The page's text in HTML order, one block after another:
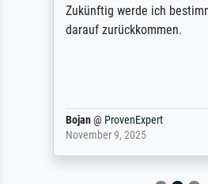
Zukünftig werde ich
darauf zurückkommen.
Bojan@ ProvenExpert
November 9, 2025